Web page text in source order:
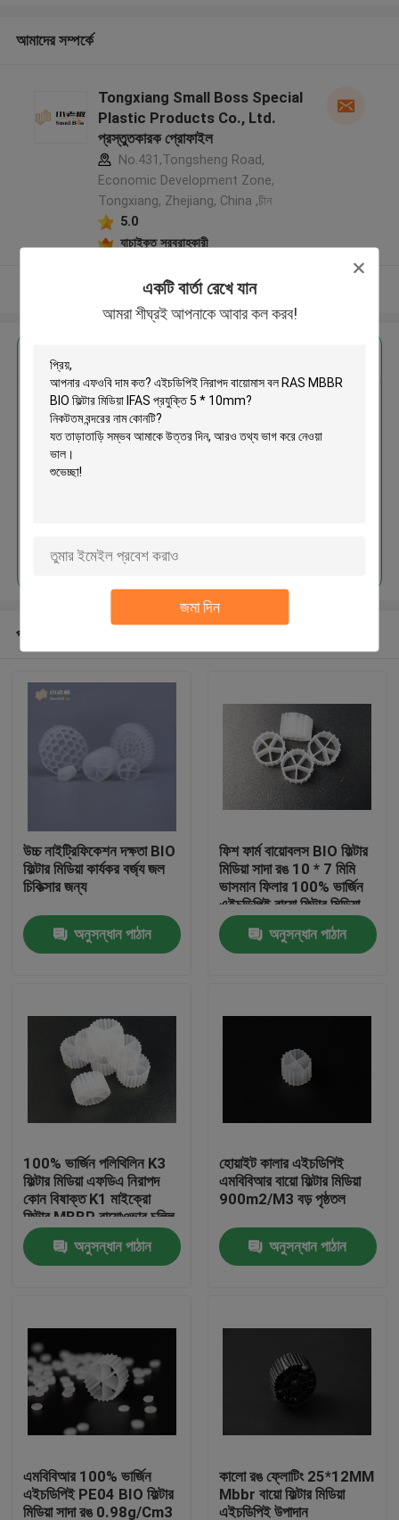
একটি বার্তা রেখে যান
আমরা শীঘ্রই আপনাকে আবার কল করব!
জমা দিন
কারখানা ভ্রমণ
মান নিয়ন্ত্রণ
ব্লগ
উদ্ধৃতির জন্য আবেদন
এমবিবিআর বায়ো মিডিয়া
আমাদের সম্পর্কে
Tongxiang Small Boss Special
Plastic Products Co., Ltd.
প্রস্তুতকারক প্রোফাইল
No.431,Tongsheng Road,
Economic Development Zone,
Tongxiang, Zhejiang, China ,চীন
5.0
যাচাইকৃত সরবরাহকারী
আরো দেখুন
এইচডিপিই নিরাপদ বায়োমাস বল RAS
MBBR BIO ফিল্টার মিডিয়া IFAS প্রযুক্তি 5
প্রস্তাবিত পণ্য
উচ্চ নাইট্রিফিকেশন দক্ষতা BIO
ফিল্টার মিডিয়া কার্যকর বর্জ্য জল
চিকিত্সার জন্য
অনুসন্ধান পাঠান
ফিশ ফার্ম বায়োবলস BIO ফিল্টার
মিডিয়া সাদা রঙ 10 * 7 মিমি
ভাসমান ফিলার 100% ভার্জিন
এইচডিপিই বায়ো ফিল্টার মিডিয়া
অনুসন্ধান পাঠান
100% ভার্জিন পলিথিলিন K3
ফিল্টার মিডিয়া এফডিএ নিরাপদ
কোন বিষাক্ত K1 মাইক্রো
ফিল্টার MBBR বায়োওভার চুল্লি
চীন প্রস্তুতকারকের
অনুসন্ধান পাঠান
হোয়াইট কালার এইচডিপিই
এমবিবিআর বায়ো ফিল্টার মিডিয়া
900m2/M3 বড় পৃষ্ঠতল
অনুসন্ধান পাঠান
এমবিবিআর 100% ভার্জিন
এইচডিপিই PE04 BIO ফিল্টার
মিডিয়া সাদা রঙ 0.98g/Cm3
কালো রঙ ফ্লোটিং 25*12MM
Mbbr বায়ো ফিল্টার মিডিয়া
এইচডিপিই উপাদান